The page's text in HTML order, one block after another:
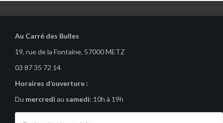
Au Carré des Bulles
19, rue de la Fontaine, 57000 METZ
03 87 35 72 14
Horaires d’ouverture :
Du mercredi au samedi: 10h à 19h